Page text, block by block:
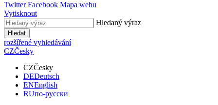
Twitter Facebook Mapa webu
Vytisknout
Hledaný výraz
Hledat
rozšířené vyhledávání
CZČesky
CZČesky
DEDeutsch
ENEnglish
RUпо-русски